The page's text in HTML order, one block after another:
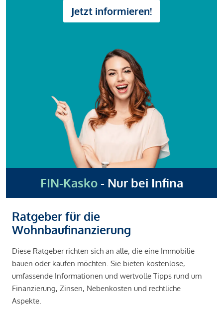
Jetzt informieren!
FIN-Kasko- Nur bei Infina
Ratgeber für die
Wohnbaufinanzierung
Diese Ratgeber richten sich an alle, die eine Immobilie
bauen oder kaufen möchten. Sie bieten kostenlose,
umfassende Informationen und wertvolle Tipps rund um
Finanzierung, Zinsen, Nebenkosten und rechtliche
Aspekte.